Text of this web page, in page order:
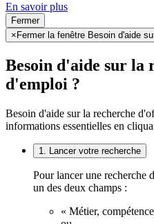
En savoir plus
Fermer
× Fermer la fenêtre Besoin d'aide
Besoin d'aide sur la
d'emploi ?
Besoin d'aide sur la recherche
informations essentielles en
1. Lancer votre recherche
Pour lancer une recherche
un des deux champs :
« Métier,